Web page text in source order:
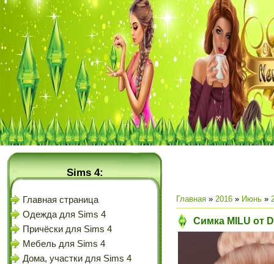
Sims 4:
Главная страница
Одежда для Sims 4
Причёски для Sims 4
Мебель для Sims 4
Дома, участки для Sims 4
Главная » 2016 » Июнь »
Симка MILU от